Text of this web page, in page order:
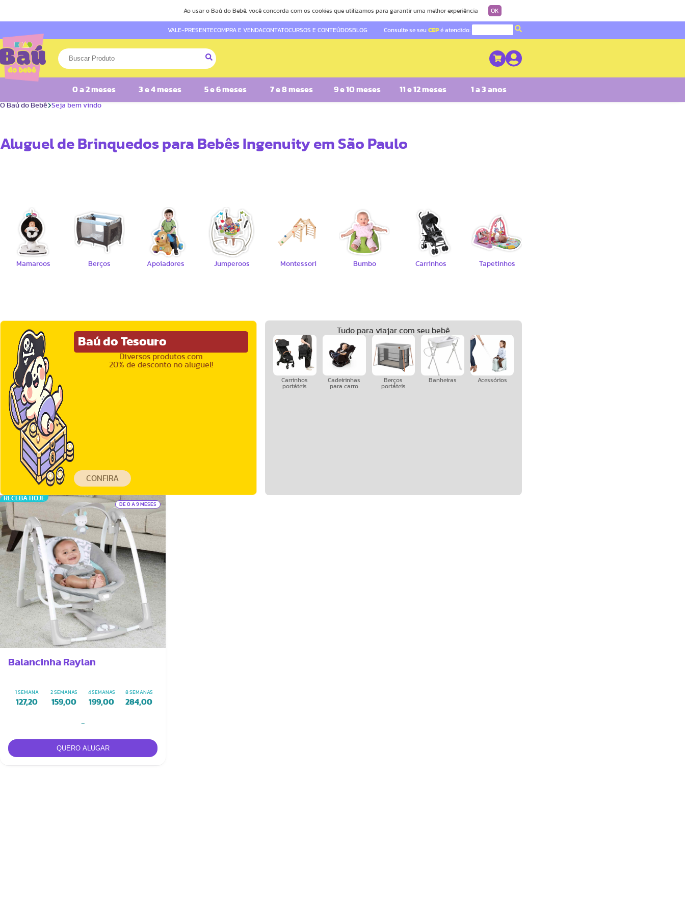
Ao usar o Baú do Bebê, você concorda com os cookies que utilizamos para garantir uma melhor experiência OK
VALE-PRESENTECOMPRA E VENDACONTATOCURSOS E CONTEÚDOSBLOG Consulte se seu CEPé atendido:
0 a 2 meses 3 e 4 meses 5 e 6 meses 7 e 8 meses 9 e 10 meses 11 e 12 meses 1 a 3 anos
O Baú do Bebê Seja bem vindo
Aluguel de Brinquedos para Bebês Ingenuity em São Paulo
Mamaroos Berços Apoiadores Jumperoos Montessori Bumbo Carrinhos Tapetinhos
Baú do Tesouro
Diversos produtos com
20% de desconto no aluguel!
CONFIRA
Tudo para viajar com seu bebê
Carrinhos
portáteis
Cadeirinhas
para carro
Berços
portáteis
Banheiras Acessórios
RECEBA HOJE
DE 0 A 9 MESES
Balancinha Raylan
1 SEMANA
127,20
2 SEMANAS
159,00
4 SEMANAS
199,00
8 SEMANAS
284,00
-